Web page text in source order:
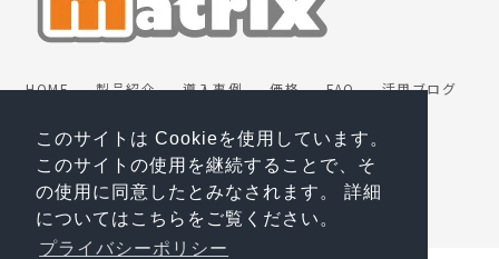
このサイトは Cookieを使用しています。
このサイトの使用を継続することで、そ
の使用に同意したとみなされます。 詳細
についてはこちらをご覧ください。
プライバシーポリシー
HOME 製品紹介 導入事例 価格 FAQ
活用ブログ
無料トライアル
プライバシーポリシー
マスターサブスクリプション契約
会社情報 ENGLISH